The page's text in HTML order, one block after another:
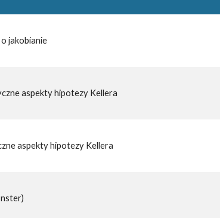
jakobianie
aspekty hipotezy Kellera
aspekty hipotezy Kellera